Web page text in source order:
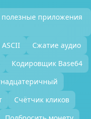
приложения
Сжатие аудио
Кодировщик Base64
Счётчик кликов